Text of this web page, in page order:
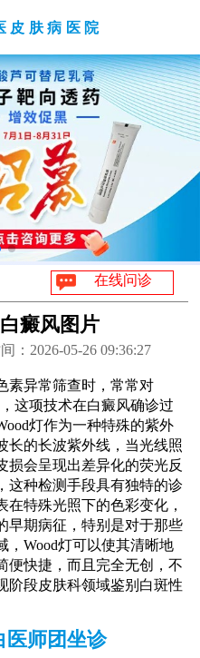
皮肤病医院
在线问诊
癜风图片
：2026-05-26 09:36:27
素异常筛查时，常常对
这项技术在白癜风确诊过
灯作为一种特殊的紫外
长的长波紫外线，当光线照
损会呈现出差异化的荧光反
这种检测手段具有独特的诊
在特殊光照下的色彩变化，
早期病征，特别是对于那些
，Wood灯可以使其清晰地
便快捷，而且完全无创，不
阶段皮肤科领域鉴别白斑性
医师团坐诊